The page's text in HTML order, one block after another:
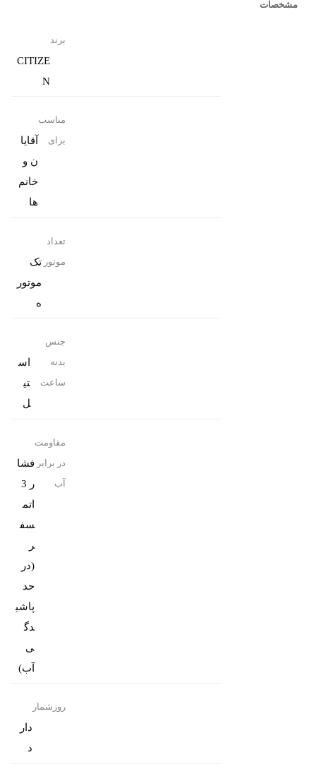
مشخصات
برند
CITIZE
N
مناسب
برای
آقایا
ن و
خانم
ها
تعداد
موتور تک
موتور
ه
جنس
بدنه
ساعت
اس
تی
ل
مقاومت
در برابر
آب
فشا
ر 3
اتم
سف
ر
(در
حد
پاشی
دگ
ی
آب)
روزشمار
دار
د